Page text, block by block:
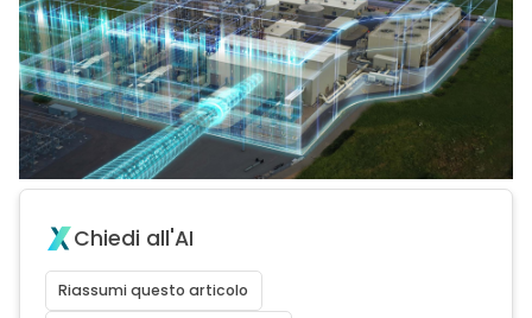
Chiedi all'AI
Riassumi questo articolo